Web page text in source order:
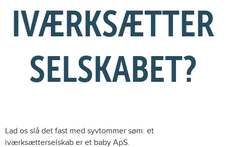
IVÆRKSÆTTER
SELSKABET?
Lad os slå det fast med syvtommer søm: et
iværksætterselskab er et baby ApS.